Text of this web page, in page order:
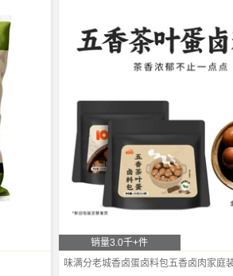
销量3.0千+件
味满分老城香卤蛋卤料包五香卤肉家庭